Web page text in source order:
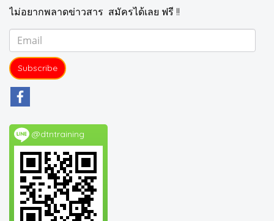
ไม่อยากพลาดข่าวสาร สมัครได้เลย ฟรี !!
Subscribe
@dtntraining